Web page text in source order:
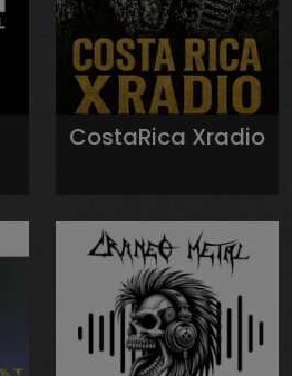
CostaRica Xradio